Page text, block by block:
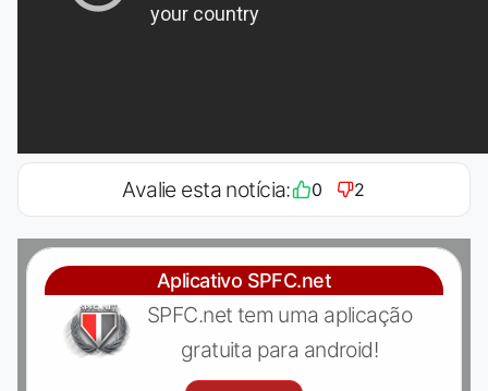
Avalie esta notícia: 0 2
Aplicativo SPFC.net
SPFC.net tem uma aplicação
gratuita para android!